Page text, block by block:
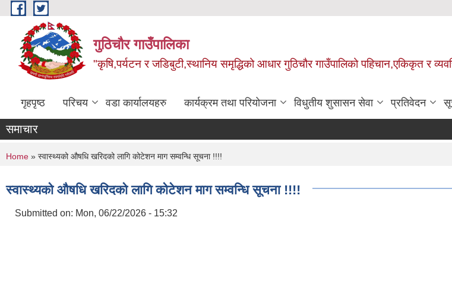
Skip to main content
गुठिचौर गाउँपालिका
"कृषि,पर्यटन र जडिबुटी,स्थानिय समृद्धिको आधार गुठिचौर गाउँपालिको पहिचान,एकिकृत र
गृहपृष्ठ परिचय वडा कार्यालयहरु कार्यक्रम तथा परियोजना विधुतीय शुसासन सेवा प्रतिवेदन
समाचार
You are here
Home » स्वास्थ्यको औषधि खरिदको लागि कोटेशन माग सम्वन्धि सूचना !!!!
स्वास्थ्यको औषधि खरिदको लागि कोटेशन माग सम्वन्धि सूचना !!!!
Submitted on: Mon, 06/22/2026 - 15:32